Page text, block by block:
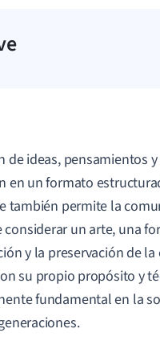
ideas, pensamientos
en un formato
también permite la
un arte, una
y la preservación de
su propio propósito y
fundamental en la